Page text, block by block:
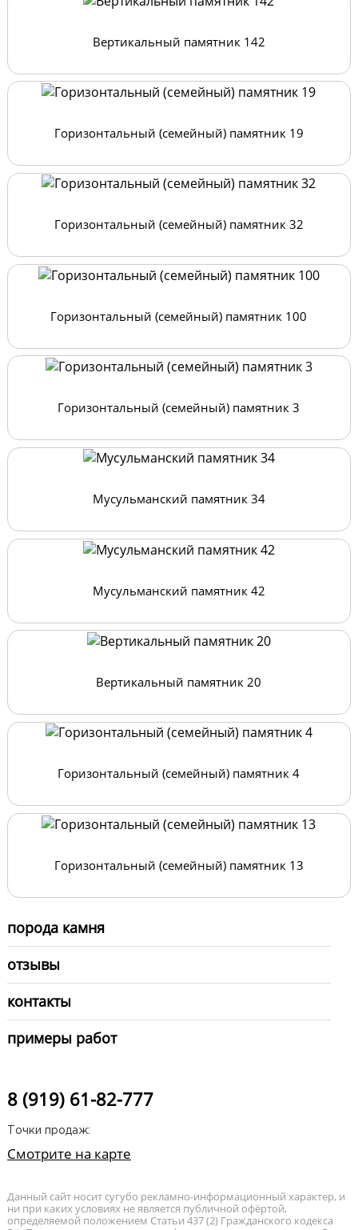
Вертикальный памятник 142
Горизонтальный (семейный) памятник 19
Горизонтальный (семейный) памятник 32
Горизонтальный (семейный) памятник 100
Горизонтальный (семейный) памятник 3
Мусульманский памятник 34
Мусульманский памятник 42
Вертикальный памятник 20
Горизонтальный (семейный) памятник 4
Горизонтальный (семейный) памятник 13
порода камня
отзывы
контакты
примеры работ
8 (919) 61-82-777
Точки продаж:
Смотрите на карте
Данный сайт носит сугубо рекламно-информационный характер, и
ни при каких условиях не является публичной офёртой,
определяемой положением Статьи 437 (2) Гражданского кодекса